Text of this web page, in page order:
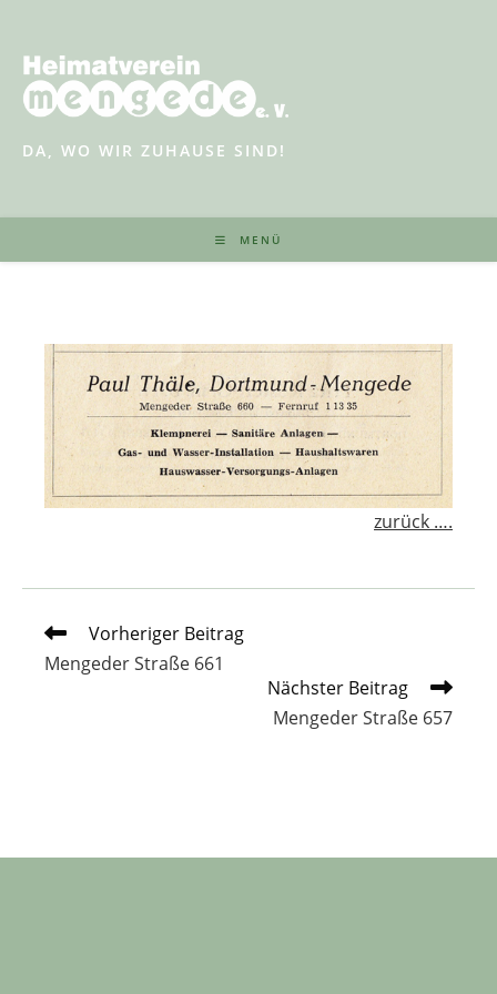
springen
DA, WO WIR ZUHAUSE SIND!
MENÜ
zurück ….
Weitere
Artikel
ansehen
Vorheriger Beitrag
Mengeder Straße 661
Nächster Beitrag
Mengeder Straße 657